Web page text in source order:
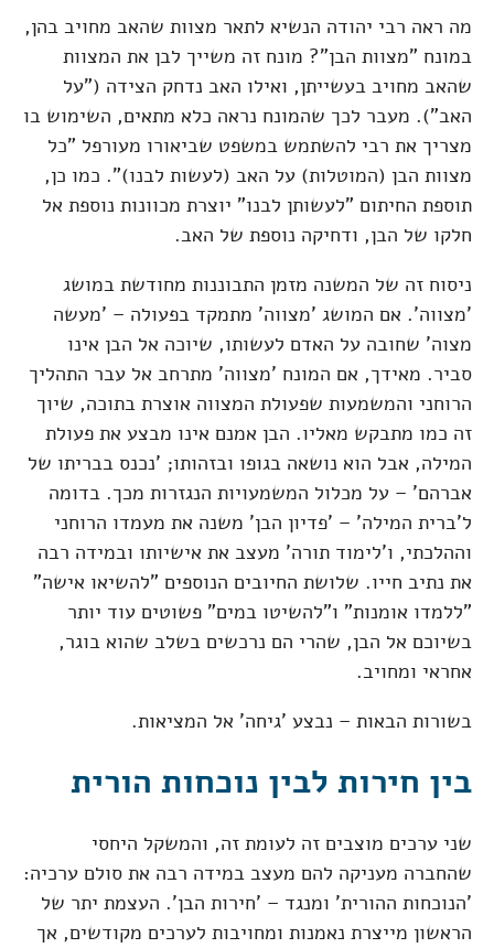
מה ראה רבי יהודה הנשיא לתאר מצוות שהאב מחויב בהן,
במונח "מצוות הבן"? מונח זה משייך לבן את המצוות
שהאב מחויב בעשייתן, ואילו האב נדחק הצידה ("על
האב"). מעבר לכך שהמונח נראה כלא מתאים, השימוש בו
מצריך את רבי להשתמש במשפט שביאורו מעורפל "כל
מצוות הבן (המוטלות) על האב (לעשות לבנו)". כמו כן,
תוספת החיתום "לעשותן לבנו" יוצרת מכוונות נוספת אל
חלקו של הבן, ודחיקה נוספת של האב.
ניסוח זה של המשנה מזמן התבוננות מחודשת במושג
'מצווה'. אם המושג 'מצווה' מתמקד בפעולה – 'מעשה
מצוה' שחובה על האדם לעשותו, שיוכה אל הבן אינו
סביר. מאידך, אם המונח 'מצווה' מתרחב אל עבר התהליך
הרוחני והמשמעות שפעולת המצווה אוצרת בתוכה, שיוך
זה כמו מתבקש מאליו. הבן אמנם אינו מבצע את פעולת
המילה, אבל הוא נושאה בגופו ובזהותו; 'נכנס בבריתו של
אברהם' – על מכלול המשמעויות הנגזרות מכך. בדומה
ל'ברית המילה' – 'פדיון הבן' משנה את מעמדו הרוחני
וההלכתי, ו'לימוד תורה' מעצב את אישיותו ובמידה רבה
את נתיב חייו. שלושת החיובים הנוספים "להשיאו אישה"
"ללמדו אומנות" ו"להשיטו במים" פשוטים עוד יותר
בשיוכם אל הבן, שהרי הם נרכשים בשלב שהוא בוגר,
אחראי ומחויב.
בשורות הבאות – נבצע 'גיחה' אל המציאות.
בין חירות לבין נוכחות הורית
שני ערכים מוצבים זה לעומת זה, והמשקל היחסי
שהחברה מעניקה להם מעצב במידה רבה את סולם ערכיה:
'הנוכחות ההורית' ומנגד – 'חירות הבן'. העצמת יתר של
הראשון מייצרת נאמנות ומחויבות לערכים מקודשים, אך